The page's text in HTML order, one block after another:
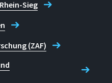
Sieg
(ZAF)